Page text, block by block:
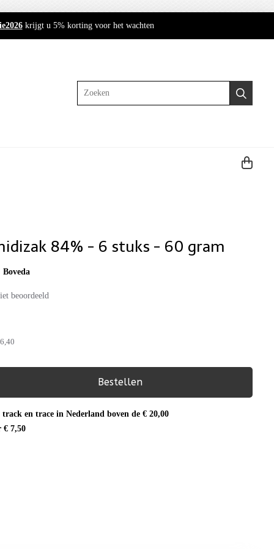
krijgt u 5% korting voor het wachten
Zoeken
84% - 6 stuks - 60 gram
Boveda
beoordeeld
Bestellen
en trace in Nederland boven de € 20,00
€ 7,50